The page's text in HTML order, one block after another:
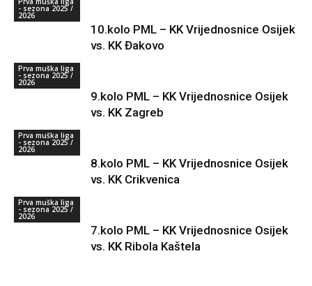
- sezona 2025 /
2026
10.kolo PML – KK Vrijednosnice Osijek
vs. KK Đakovo
Prva muška liga
- sezona 2025 /
2026
9.kolo PML – KK Vrijednosnice Osijek
vs. KK Zagreb
Prva muška liga
- sezona 2025 /
2026
8.kolo PML – KK Vrijednosnice Osijek
vs. KK Crikvenica
Prva muška liga
- sezona 2025 /
2026
7.kolo PML – KK Vrijednosnice Osijek
vs. KK Ribola Kaštela